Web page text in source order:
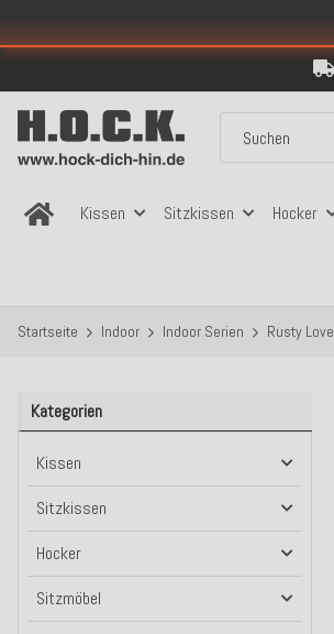
Kissen Sitzkissen Hocker
Startseite Indoor Indoor Serien Rusty Love
Kategorien
Kissen
Sitzkissen
Hocker
Sitzmöbel